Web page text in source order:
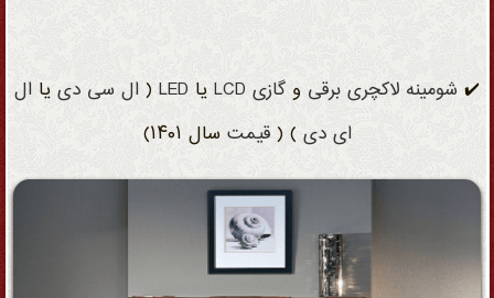
✔️ شومینه لاکچری برقی و گازی LCDیا LED
( ال سی دییا ال
ای دی ) (قیمت سال ۱۴۰۱)